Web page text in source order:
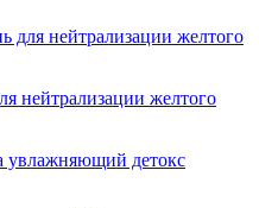
для нейтрализации желтого
нейтрализации желтого
увлажняющий детокс